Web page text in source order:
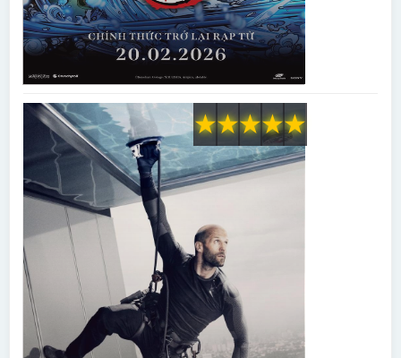
★
★
★
★
★